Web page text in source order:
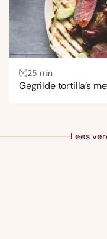
25 min
Gegrilde tortilla’s
Lees